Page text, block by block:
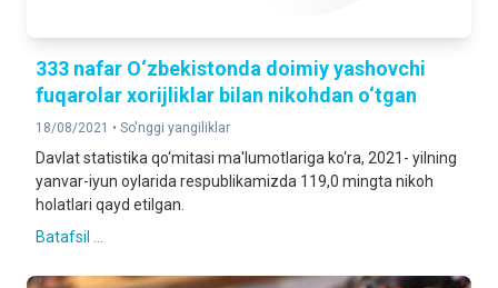
333 nafar O‘zbekistonda doimiy yashovchi
fuqarolar xorijliklar bilan nikohdan o‘tgan
18/08/2021 • So'nggi yangiliklar
Davlat statistika qo‘mitasi ma'lumotlariga ko‘ra, 2021- yilning
yanvar-iyun oylarida respublikamizda 119,0 mingta nikoh
holatlari qayd etilgan.
Batafsil ...